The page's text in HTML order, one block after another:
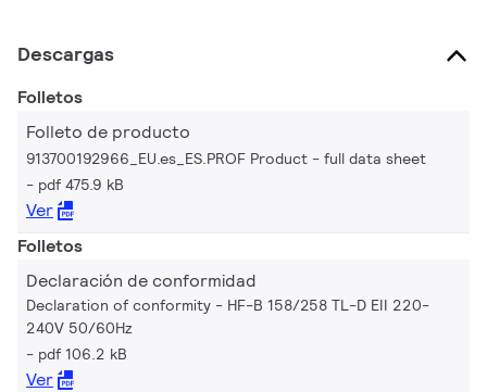
Descargas
Folletos
Folleto de producto
913700192966_EU.es_ES.PROF Product - full data sheet
pdf 475.9 kB
Ver
Folletos
Declaración de conformidad
Declaration of conformity - HF-B 158/258 TL-D EII 220-
240V 50/60Hz
pdf 106.2 kB
Ver